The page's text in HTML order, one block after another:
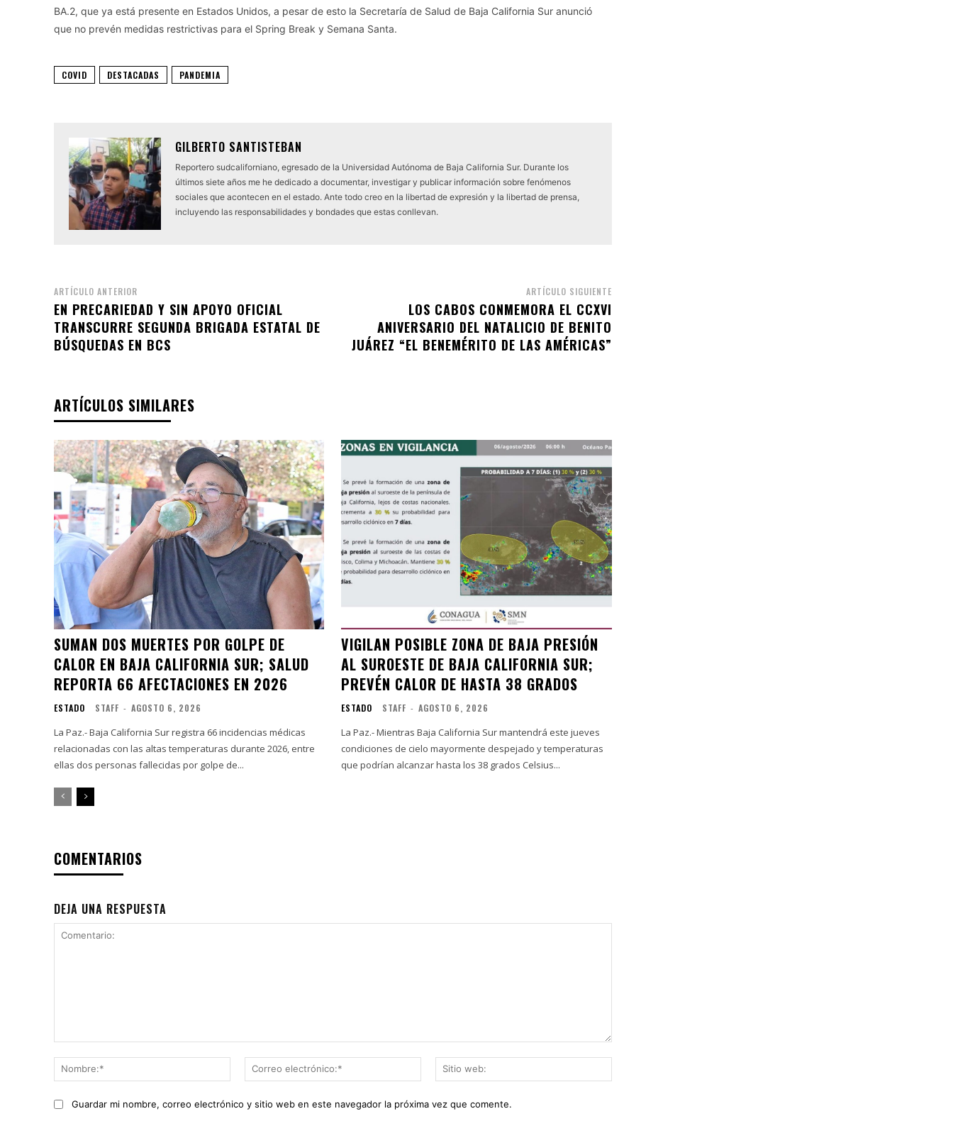
BA.2, que ya está presente en Estados Unidos, a pesar de esto la Secretaría de Salud de Baja California Sur anunció
que no prevén medidas restrictivas para el Spring Break y Semana Santa.
COVID DESTACADAS PANDEMIA
GILBERTO SANTISTEBAN
Reportero sudcaliforniano, egresado de la Universidad Autónoma de Baja California Sur. Durante los
últimos siete años me he dedicado a documentar, investigar y publicar información sobre fenómenos
sociales que acontecen en el estado. Ante todo creo en la libertad de expresión y la libertad de prensa,
incluyendo las responsabilidades y bondades que estas conllevan.
ARTÍCULO ANTERIOR
EN PRECARIEDAD Y SIN APOYO OFICIAL
TRANSCURRE SEGUNDA BRIGADA ESTATAL DE
BÚSQUEDAS EN BCS
ARTÍCULO SIGUIENTE
LOS CABOS CONMEMORA EL CCXVI
ANIVERSARIO DEL NATALICIO DE BENITO
JUÁREZ “EL BENEMÉRITO DE LAS AMÉRICAS”
ARTÍCULOS SIMILARES
SUMAN DOS MUERTES POR GOLPE DE
CALOR EN BAJA CALIFORNIA SUR; SALUD
REPORTA 66 AFECTACIONES EN 2026
ESTADO STAFF - AGOSTO 6, 2026
La Paz.- Baja California Sur registra 66 incidencias médicas
relacionadas con las altas temperaturas durante 2026, entre
ellas dos personas fallecidas por golpe de...
VIGILAN POSIBLE ZONA DE BAJA PRESIÓN
AL SUROESTE DE BAJA CALIFORNIA SUR;
PREVÉN CALOR DE HASTA 38 GRADOS
ESTADO STAFF - AGOSTO 6, 2026
La Paz.- Mientras Baja California Sur mantendrá este jueves
condiciones de cielo mayormente despejado y temperaturas
que podrían alcanzar hasta los 38 grados Celsius...
COMENTARIOS
DEJA UNA RESPUESTA
Nombre:*
Correo
electrónico:*
web:
Guardar mi nombre, correo electrónico y sitio web en este navegador la próxima vez que comente.